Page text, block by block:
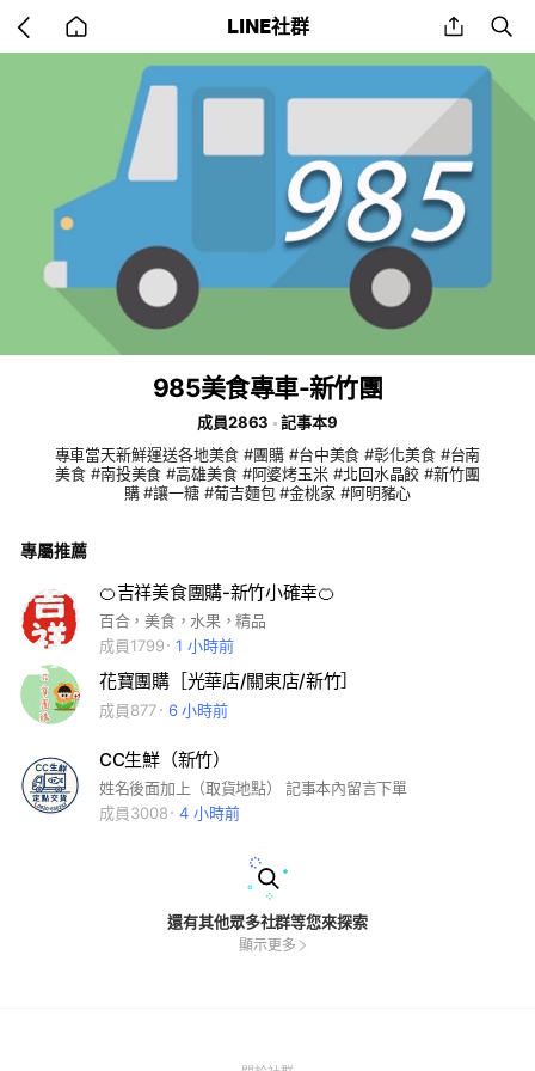
back
to
LINE社群 share
985美食專車-新竹團
成員2863
記事本9
專車當天新鮮運送各地美食 #團購 #台中美食 #彰化美食 #台南
美食 #南投美食 #高雄美食 #阿婆烤玉米 #北回水晶餃 #新竹團
購 #讓一糖 #葡吉麵包 #金桃家 #阿明豬心
專屬推薦
🍊吉祥美食團購-新竹小確幸🍊
百合，美食，水果，精品
成員1799
1 小時前
花寶團購［光華店/關東店/新竹］
成員877 6 小時前
CC生鮮（新竹）
姓名後面加上（取貨地點） 記事本內留言下單
成員3008
4 小時前
還有其他眾多社群等您來探索
顯示更多